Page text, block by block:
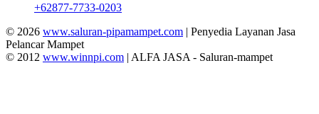
+62877-7733-0203
© 2026 www.saluran-pipamampet.com | Penyedia Layanan Jasa
Pelancar Mampet
© 2012 www.winnpi.com | ALFA JASA - Saluran-mampet